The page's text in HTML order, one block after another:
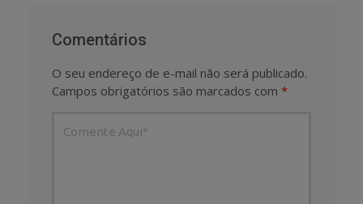
Comentários
O seu endereço de e-mail não será publicado.
Campos obrigatórios são marcados com *